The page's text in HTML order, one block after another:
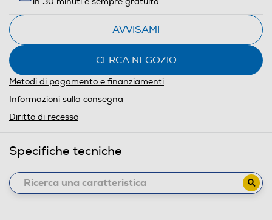
AVVISAMI
CERCA NEGOZIO
Metodi di pagamento e finanziamenti
Informazioni sulla consegna
Diritto di recesso
Specifiche tecniche